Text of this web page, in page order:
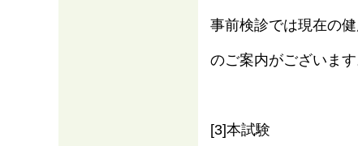
事前検診では現在の
のご案内がございます
[3]本試験